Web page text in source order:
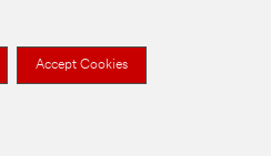
Accept Cookies